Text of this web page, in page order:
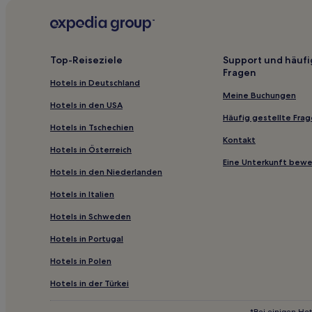
Familien nahe Bodega Dunes
Günstige in Fort Bragg
Hotels mit Parkplatz in Pazifikküsten-Highway
Asti Hotels
Hotels nahe Shrine Drive Thru Tree
Phillipsville Hotels
Sunrise Vista Hotels
Garberville Hotels
Preston Hotels
Top-Reiseziele
Hotels in Deutschland
Hotels in den USA
Hotels in Tschechien
Hotels in Österreich
Hotels in den Niederlanden
Hotels in Italien
Hotels in Schweden
Hotels in Portugal
Hotels in Polen
Hotels in der Türkei
Support und
Fragen
Meine Buchungen
Häufig gestellte
Kontakt
Eine Unterkunft